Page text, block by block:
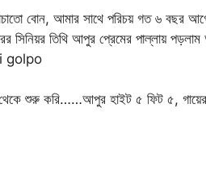
বোন, আমার সাথে পরিচয় গত ৬ বছর
সিনিয়র তিথি আপুর প্রেমের পাল্লায়
golpo
থেকে শুরু করি……আপুর হাইট ৫ ফিট ৫,